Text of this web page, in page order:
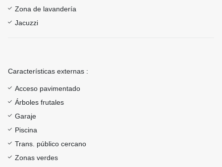
Zona de lavandería
Jacuzzi
Características externas :
Acceso pavimentado
Árboles frutales
Garaje
Piscina
Trans. público cercano
Zonas verdes